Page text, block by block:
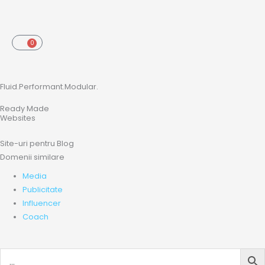
content
0
Cart
Fluid.Performant.Modular.
Ready Made
Websites
Site-uri pentru Blog
Domenii similare
Media
Publicitate
Influencer
Coach